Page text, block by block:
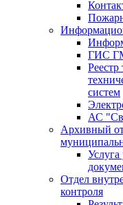
ГИС
Реестр
систем
АС
Архивный
Отдел
контроля